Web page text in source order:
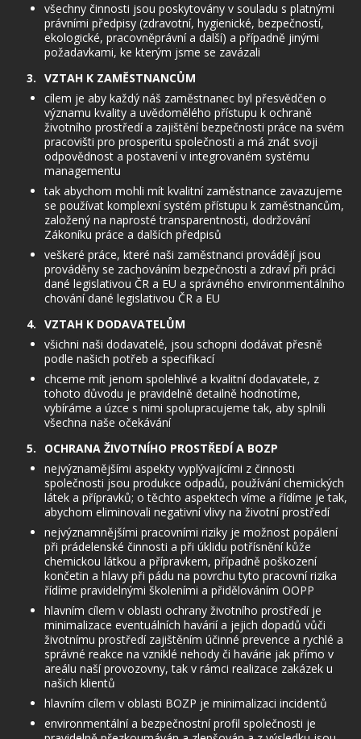
všechny činnosti jsou poskytovány v souladu s platnými
právními předpisy (zdravotní, hygienické, bezpečností,
ekologické, pracovněprávní a další) a případně jinými
požadavkami, ke kterým jsme se zavázali
VZTAH K ZAMĚSTNANCŮM
cílem je aby každý náš zaměstnanec byl přesvědčen o
významu kvality a uvědomělého přístupu k ochraně
životního prostředí a zajištění bezpečnosti práce na svém
pracovišti pro prosperitu společnosti a má znát svoji
odpovědnost a postavení v integrovaném systému
managementu
tak abychom mohli mít kvalitní zaměstnance zavazujeme
se používat komplexní systém přístupu k zaměstnancům,
založený na naprosté transparentnosti, dodržování
Zákoníku práce a dalších předpisů
veškeré práce, které naši zaměstnanci provádějí jsou
prováděny se zachováním bezpečnosti a zdraví při práci
dané legislativou ČR a EU a správného environmentálního
chování dané legislativou ČR a EU
VZTAH K DODAVATELŮM
všichni naši dodavatelé, jsou schopni dodávat přesně
podle našich potřeb a specifikací
chceme mít jenom spolehlivé a kvalitní dodavatele, z
tohoto důvodu je pravidelně detailně hodnotíme,
vybíráme a úzce s nimi spolupracujeme tak, aby splnili
všechna naše očekávání
OCHRANA ŽIVOTNÍHO PROSTŘEDÍ A BOZP
nejvýznamějšími aspekty vyplývajícími z činnosti
společnosti jsou produkce odpadů, používání chemických
látek a přípravků; o těchto aspektech víme a řídíme je tak,
abychom eliminovali negativní vlivy na životní prostředí
nejvýznamnějšími pracovními riziky je možnost popálení
při prádelenské činnosti a při úklidu potřísnění kůže
chemickou látkou a přípravkem, případně poškození
končetin a hlavy při pádu na povrchu tyto pracovní rizika
řídíme pravidelnými školeními a přidělováním OOPP
hlavním cílem v oblasti ochrany životního prostředí je
minimalizace eventuálních havárií a jejich dopadů vůči
životnímu prostředí zajištěním účinné prevence a rychlé a
správné reakce na vzniklé nehody či havárie jak přímo v
areálu naší provozovny, tak v rámci realizace zakázek u
našich klientů
hlavním cílem v oblasti BOZP je minimalizaci incidentů
environmentální a bezpečnostní profil společnosti je